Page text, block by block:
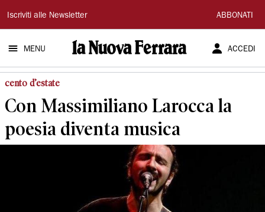
La
Nuova
Ferrara
Iscriviti alle Newsletter ABBONATI
MENU ACCEDI
cento d’estate
Con Massimiliano Larocca la
poesia diventa musica